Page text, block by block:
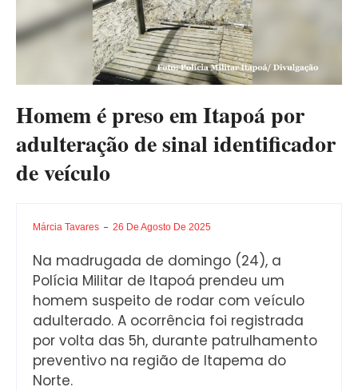
Homem é preso em Itapoá por
adulteração de sinal identificador
de veículo
Márcia Tavares 26 De Agosto De 2025
Na madrugada de domingo (24), a
Polícia Militar de Itapoá prendeu um
homem suspeito de rodar com veículo
adulterado. A ocorrência foi registrada
por volta das 5h, durante patrulhamento
preventivo na região de Itapema do
Norte.